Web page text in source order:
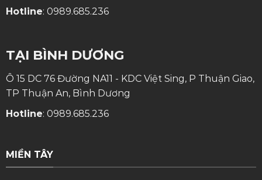
Hotline: 0989.685.236
TẠI BÌNH DƯƠNG
Ô 15 DC 76 Đường NA11 - KDC Việt Sing, P Thuận Giao,
TP Thuận An, Bình Dương
Hotline: 0989.685.236
MIỀN TÂY